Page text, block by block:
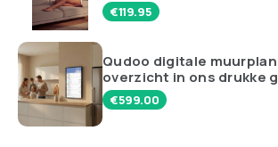
€119.95
Qudoo digitale
overzicht in ons drukke
€599.00